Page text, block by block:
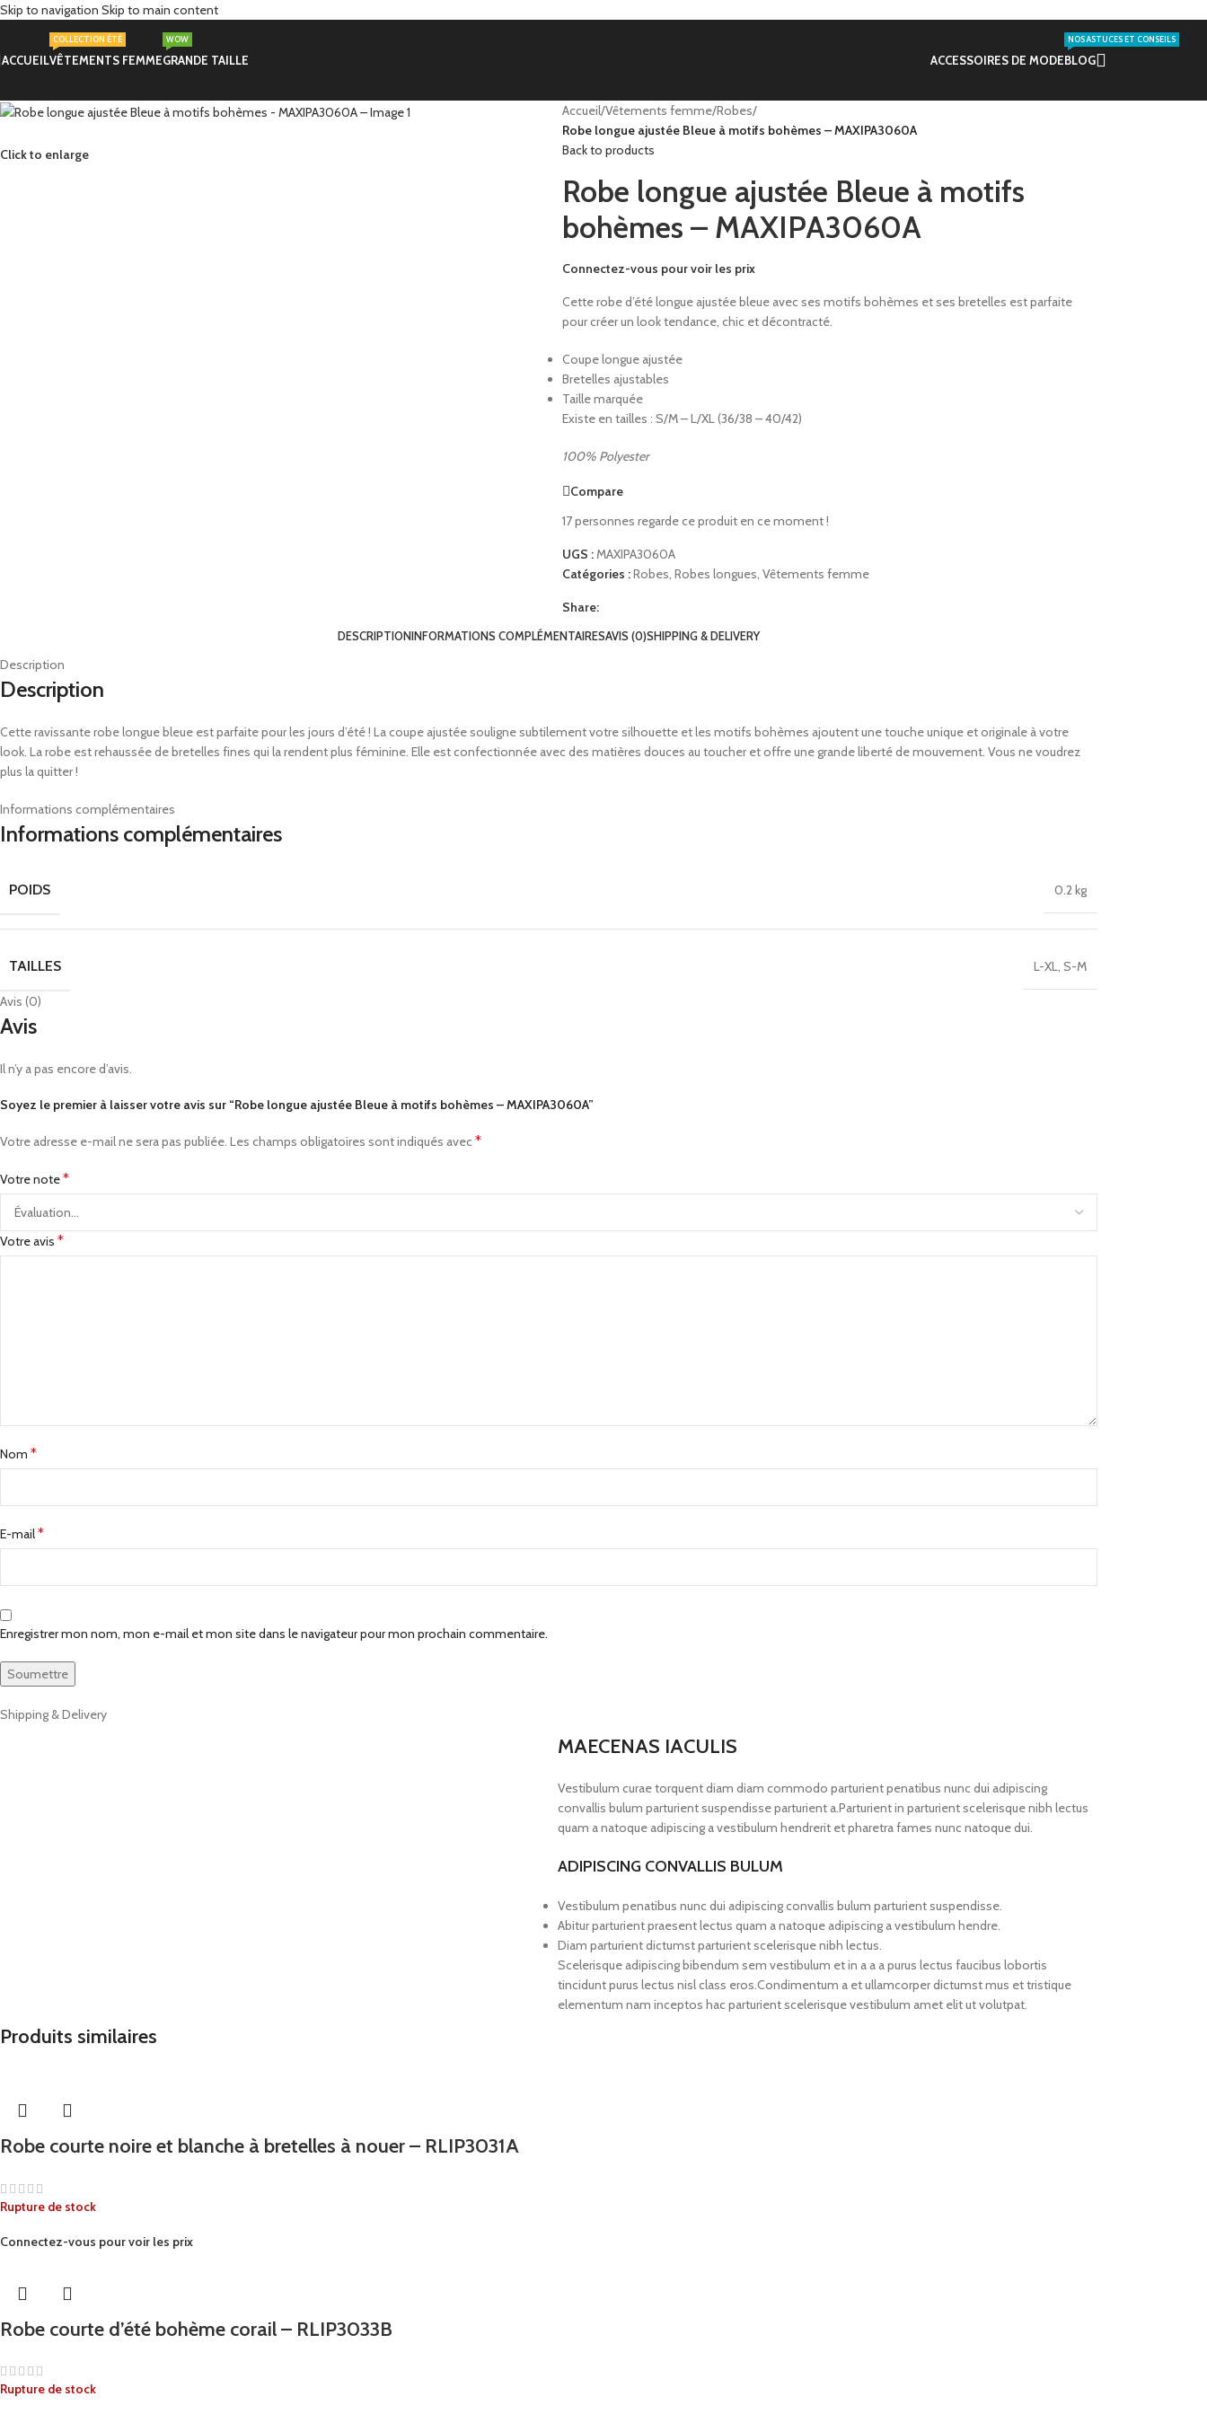
Skip to navigation Skip to main content
ACCUEILVÊTEMENTS FEMME
COLLECTION ÉTÉ
GRANDE TAILLE
WOW
ACCESSOIRES DE MODEBLOG
NOS ASTUCES ET CONSEILS
Click to enlarge
Accueil/Vêtements femme/Robes/
Robe longue ajustée Bleue à motifs bohèmes – MAXIPA3060A
Back to products
Robe longue ajustée Bleue à motifs
bohèmes – MAXIPA3060A
Connectez-vous pour voir les prix
Cette robe d’été longue ajustée bleue avec ses motifs bohèmes et ses bretelles est parfaite
pour créer un look tendance, chic et décontracté.
Coupe longue ajustée
Bretelles ajustables
Taille marquée
Existe en tailles : S/M – L/XL (36/38 – 40/42)
100% Polyester
Compare
17personnes regarde ce produit en ce moment !
UGS :MAXIPA3060A
Catégories :Robes, Robes longues, Vêtements femme
Share:
DESCRIPTIONINFORMATIONS COMPLÉMENTAIRESAVIS (0)SHIPPING & DELIVERY
Description
Description
Cette ravissante robe longue bleue est parfaite pour les jours d’été ! La coupe ajustée souligne subtilement votre silhouette et les motifs bohèmes ajoutent une touche unique et originale à votre
look. La robe est rehaussée de bretelles fines qui la rendent plus féminine. Elle est confectionnée avec des matières douces au toucher et offre une grande liberté de mouvement. Vous ne voudrez
plus la quitter !
Informations complémentaires
Informations complémentaires
POIDS 0.2 kg
TAILLES L-XL, S-M
Avis (0)
Avis
Il n’y a pas encore d’avis.
Soyez le premier à laisser votre avis sur “Robe longue ajustée Bleue à motifs bohèmes – MAXIPA3060A”
Votre adresse e-mail ne sera pas publiée. Les champs obligatoires sont indiqués avec *
Votre note*
Votre avis *
Nom *
E-mail*
Enregistrer mon nom, mon e-mail et mon site dans le navigateur pour mon prochain commentaire.
Shipping & Delivery
MAECENAS IACULIS
Vestibulum curae torquent diam diam commodo parturient penatibus nunc dui adipiscing
convallis bulum parturient suspendisse parturient a.Parturient in parturient scelerisque nibh lectus
quam a natoque adipiscing a vestibulum hendrerit et pharetra fames nunc natoque dui.
ADIPISCING CONVALLIS BULUM
Vestibulum penatibus nunc dui adipiscing convallis bulum parturient suspendisse.
Abitur parturient praesent lectus quam a natoque adipiscing a vestibulum hendre.
Diam parturient dictumst parturient scelerisque nibh lectus.
Scelerisque adipiscing bibendum sem vestibulum et in a a a purus lectus faucibus lobortis
tincidunt purus lectus nisl class eros.Condimentum a et ullamcorper dictumst mus et tristique
elementum nam inceptos hac parturient scelerisque vestibulum amet elit ut volutpat.
Produits similaires
Robe courte noire et blanche à bretelles à nouer – RLIP3031A
Rupture de stock
Connectez-vous pour voir les prix
Robe courte d’été bohème corail – RLIP3033B
Rupture de stock